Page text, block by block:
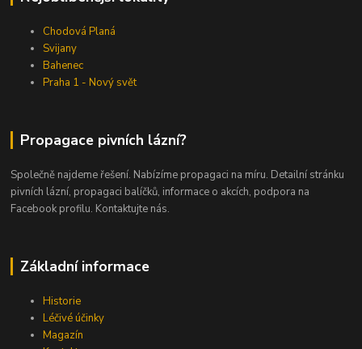
Chodová Planá
Svijany
Bahenec
Praha 1 - Nový svět
Propagace pivních lázní?
Společně najdeme řešení. Nabízíme propagaci na míru. Detailní stránku
pivních lázní, propagaci balíčků, informace o akcích, podpora na
Facebook profilu. Kontaktujte nás.
Základní informace
Historie
Léčivé účinky
Magazín